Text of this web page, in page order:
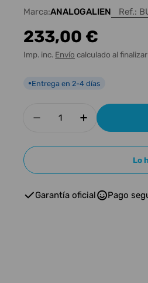
Marca:ANALOGALIEN Ref.:
Precio
habitual
233,00 €
Imp. inc. Envío calculado al
●Entrega en 2-4 días
Disminuir cantidad
Aumentar
Lo
Garantía oficial Pago